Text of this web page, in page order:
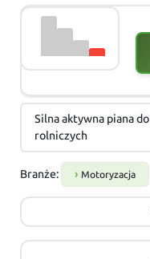
Silna aktywna piana
rolniczych
Branże: Motoryzacja